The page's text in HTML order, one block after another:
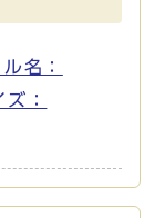
名：
：